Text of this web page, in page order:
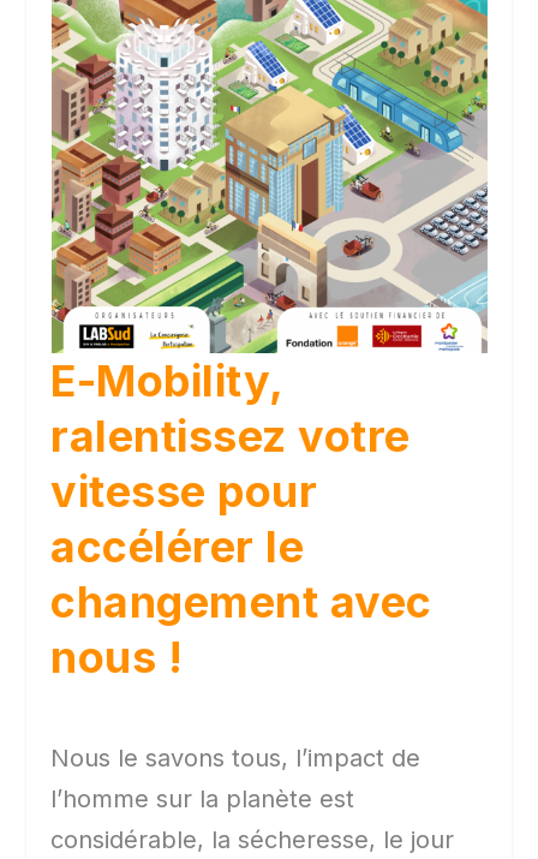
E-Mobility,
ralentissez votre
vitesse pour
accélérer le
changement avec
nous !
Nous le savons tous, l’impact de
l’homme sur la planète est
considérable, la sécheresse, le jour